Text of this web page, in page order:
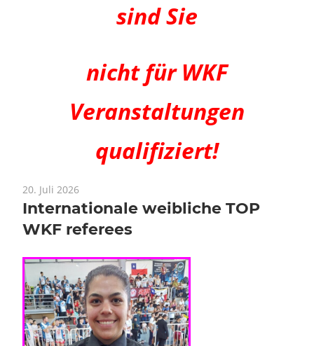
sind Sie
nicht für WKF
Veranstaltungen
qualifiziert!
20. Juli 2026
Internationale weibliche TOP
WKF referees